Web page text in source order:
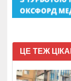
ЦЕ ТЕЖ